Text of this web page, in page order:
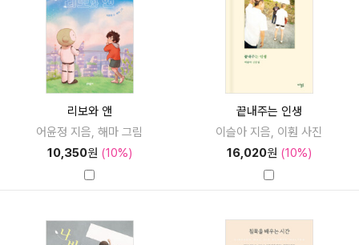
리보와 앤
어윤정 지음, 해마 그림
10,350원 (10%)
끝내주는 인생
이슬아 지음, 이훤 사진
16,020원 (10%)